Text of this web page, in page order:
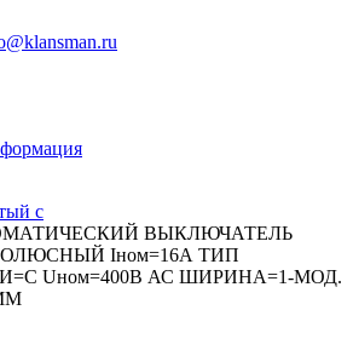
с
ВЫКЛЮЧАТЕЛЬ
Iном=16А ТИП
Uном=400В АС ШИРИНА=1-МОД.